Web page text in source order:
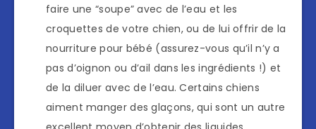
faire une “soupe” avec de l’eau et les
croquettes de votre chien, ou de lui offrir de la
nourriture pour bébé (assurez-vous qu’il n’y a
pas d’oignon ou d’ail dans les ingrédients !) et
de la diluer avec de l’eau. Certains chiens
aiment manger des glaçons, qui sont un autre